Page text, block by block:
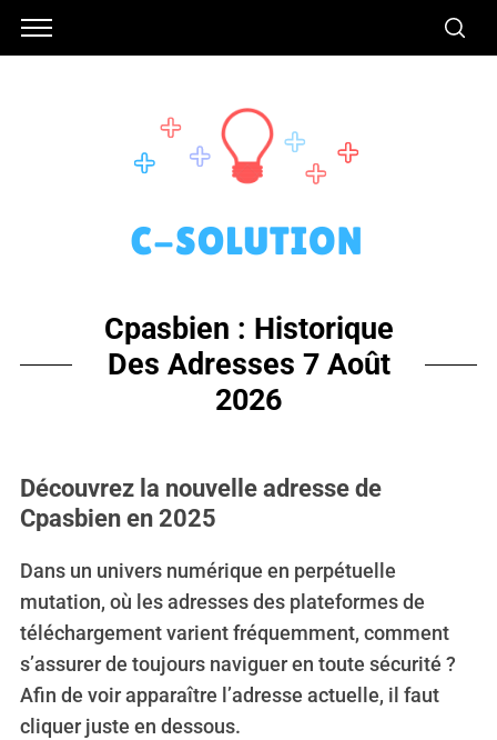
Cpasbien : Historique
Des Adresses 7 Août
2026
Découvrez la nouvelle adresse de
Cpasbien en 2025
Dans un univers numérique en perpétuelle
mutation, où les adresses des plateformes de
téléchargement varient fréquemment, comment
s’assurer de toujours naviguer en toute sécurité ?
Afin de voir apparaître l’adresse actuelle, il faut
cliquer juste en dessous.